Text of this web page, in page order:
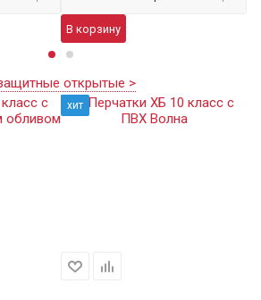
В корзину
открытые >
хит